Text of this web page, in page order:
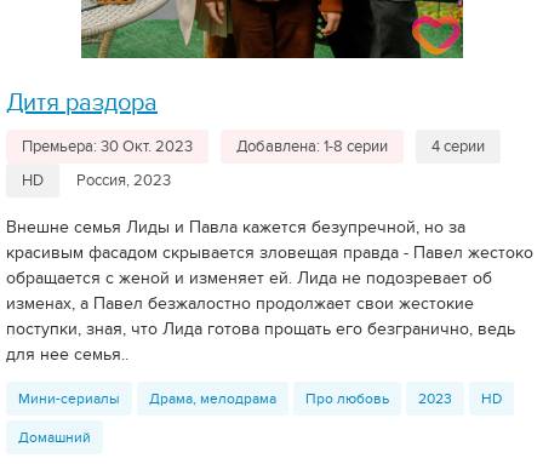
Дитя раздора
Премьера: 30 Окт. 2023 Добавлена: 1-8 серии
4 серии
HD
Россия, 2023
Внешне семья Лиды и Павла кажется безупречной, но за
красивым фасадом скрывается зловещая правда - Павел жестоко
обращается с женой и изменяет ей. Лида не подозревает об
изменах, а Павел безжалостно продолжает свои жестокие
поступки, зная, что Лида готова прощать его безгранично, ведь
для нее семья..
Мини-сериалы Драма, мелодрама Про любовь 2023 HD
Домашний